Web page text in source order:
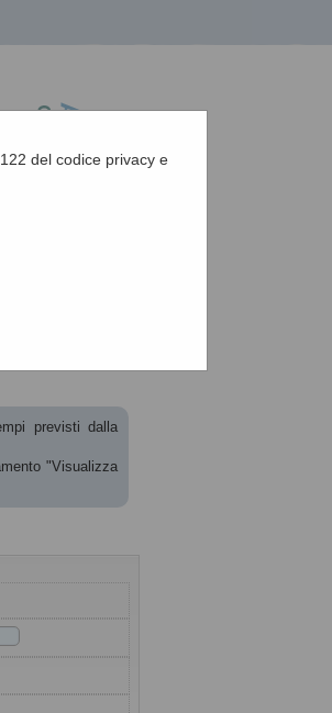
del codice privacy e
previsti dalla
"Visualizza